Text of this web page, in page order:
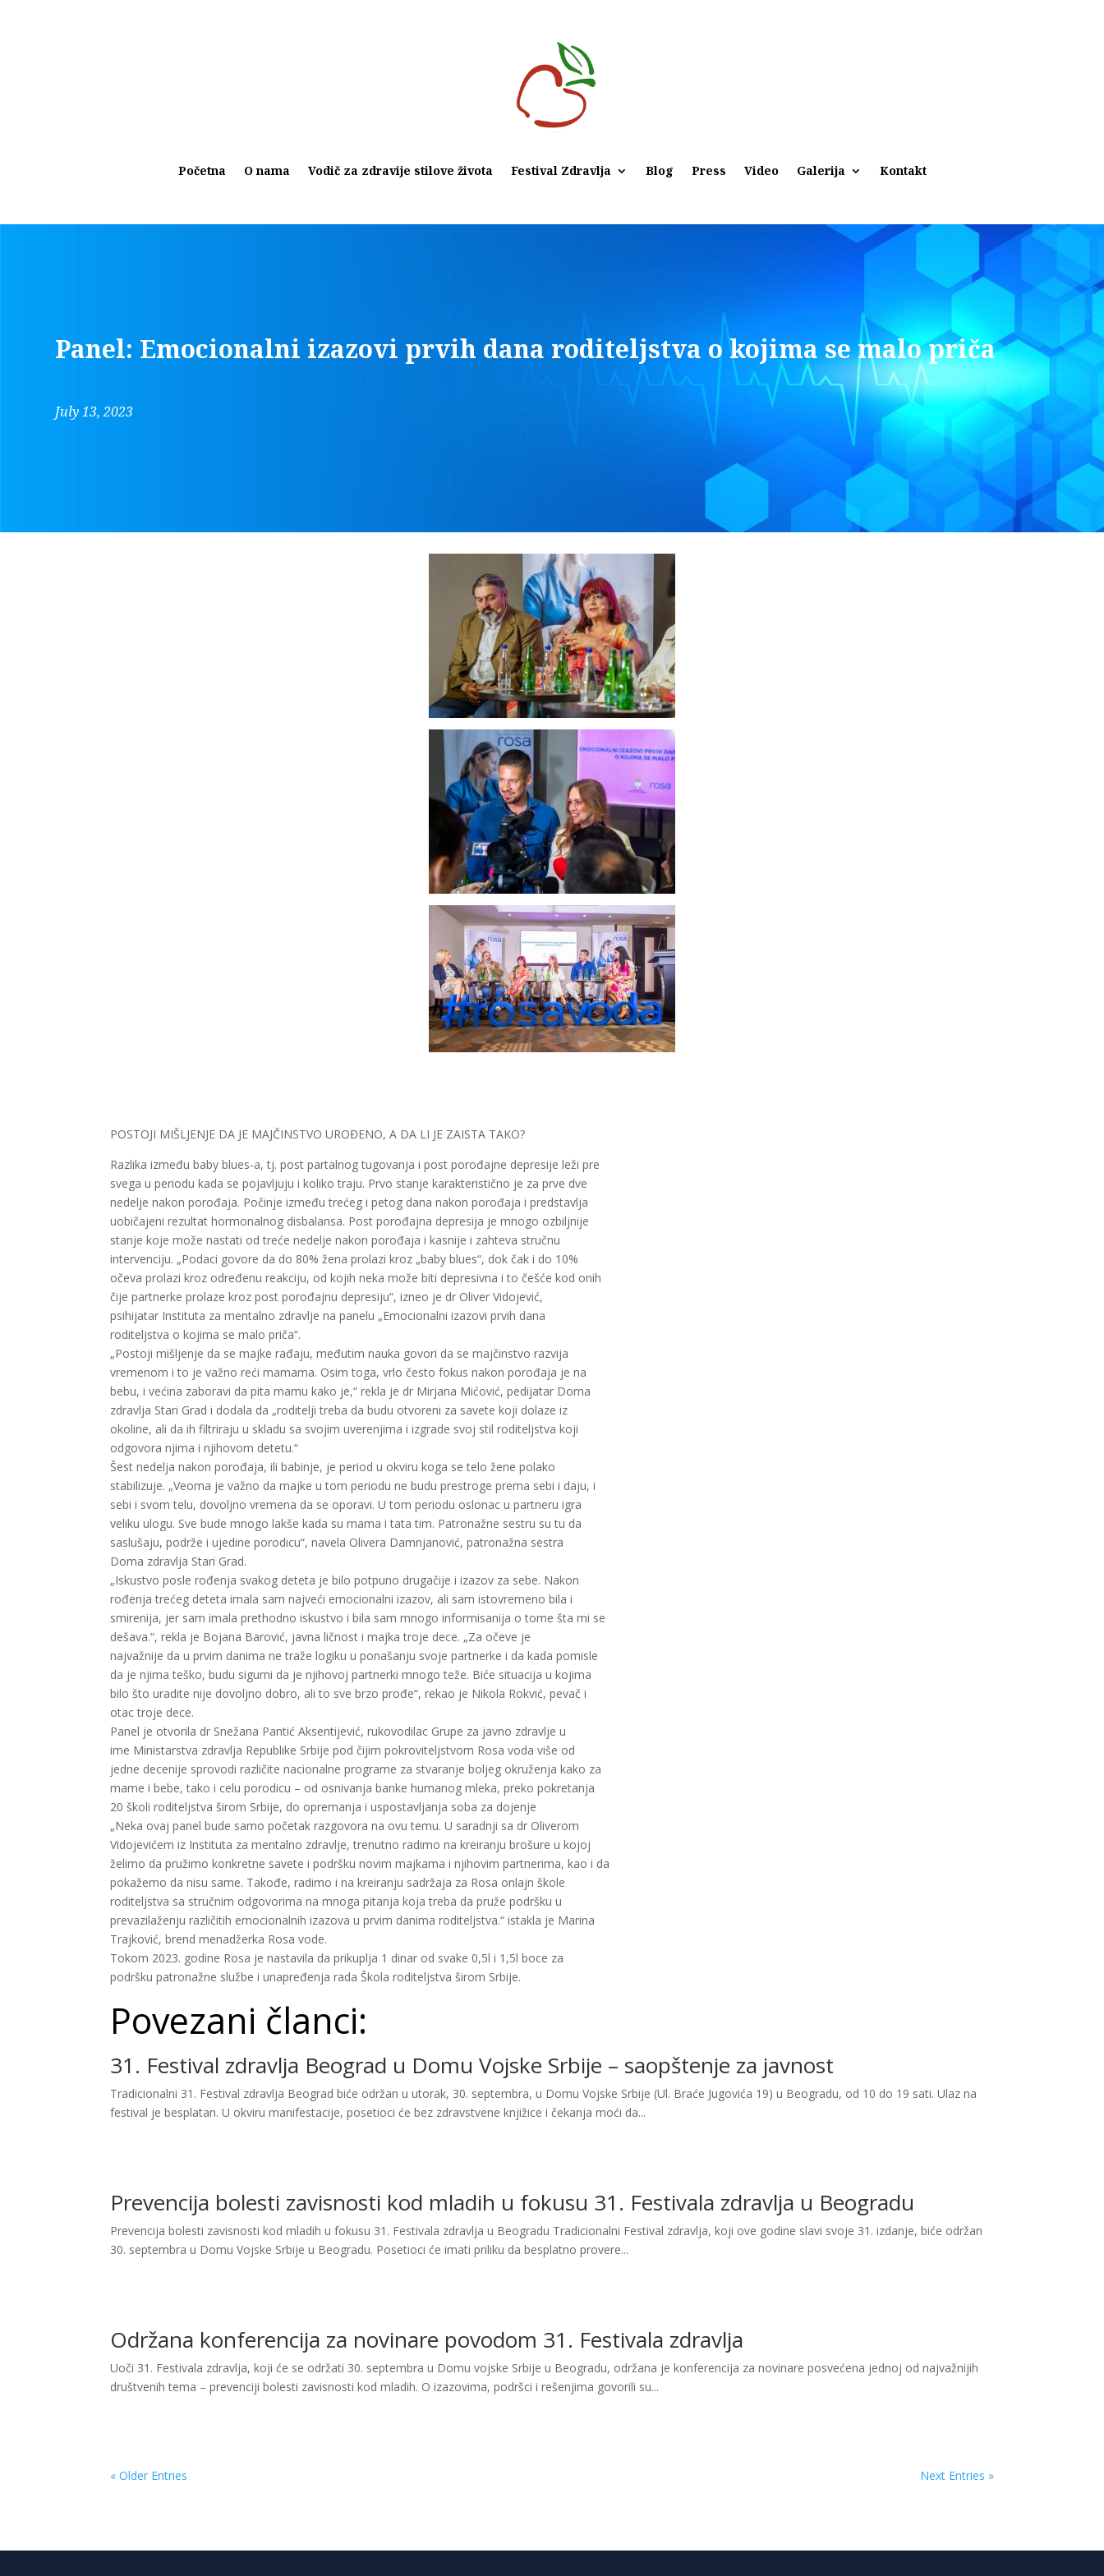
Početna O nama Vodič za zdravije stilove života Festival Zdravlja Blog Press Video Galerija Kontakt
Panel: Emocionalni izazovi prvih dana roditeljstva o kojima se malo priča
July 13, 2023
POSTOJI MIŠLJENJE DA JE MAJČINSTVO UROĐENO, A DA LI JE ZAISTA TAKO?
Razlika između baby blues-a, tj. post partalnog tugovanja i post porođajne depresije leži pre
svega u periodu kada se pojavljuju i koliko traju. Prvo stanje karakteristično je za prve dve
nedelje nakon porođaja. Počinje između trećeg i petog dana nakon porođaja i predstavlja
uobičajeni rezultat hormonalnog disbalansa. Post porođajna depresija je mnogo ozbiljnije
stanje koje može nastati od treće nedelje nakon porođaja i kasnije i zahteva stručnu
intervenciju. „Podaci govore da do 80% žena prolazi kroz „baby blues“, dok čak i do 10%
očeva prolazi kroz određenu reakciju, od kojih neka može biti depresivna i to češće kod onih
čije partnerke prolaze kroz post porođajnu depresiju“, izneo je dr Oliver Vidojević,
psihijatar Instituta za mentalno zdravlje na panelu „Emocionalni izazovi prvih dana
roditeljstva o kojima se malo priča“.
„Postoji mišljenje da se majke rađaju, međutim nauka govori da se majčinstvo razvija
vremenom i to je važno reći mamama. Osim toga, vrlo često fokus nakon porođaja je na
bebu, i većina zaboravi da pita mamu kako je,“ rekla je dr Mirjana Mićović, pedijatar Doma
zdravlja Stari Grad i dodala da „roditelji treba da budu otvoreni za savete koji dolaze iz
okoline, ali da ih filtriraju u skladu sa svojim uverenjima i izgrade svoj stil roditeljstva koji
odgovora njima i njihovom detetu.“
Šest nedelja nakon porođaja, ili babinje, je period u okviru koga se telo žene polako
stabilizuje. „Veoma je važno da majke u tom periodu ne budu prestroge prema sebi i daju, i
sebi i svom telu, dovoljno vremena da se oporavi. U tom periodu oslonac u partneru igra
veliku ulogu. Sve bude mnogo lakše kada su mama i tata tim. Patronažne sestru su tu da
saslušaju, podrže i ujedine porodicu“, navela Olivera Damnjanović, patronažna sestra
Doma zdravlja Stari Grad.
„Iskustvo posle rođenja svakog deteta je bilo potpuno drugačije i izazov za sebe. Nakon
rođenja trećeg deteta imala sam najveći emocionalni izazov, ali sam istovremeno bila i
smirenija, jer sam imala prethodno iskustvo i bila sam mnogo informisanija o tome šta mi se
dešava.“, rekla je Bojana Barović, javna ličnost i majka troje dece. „Za očeve je
najvažnije da u prvim danima ne traže logiku u ponašanju svoje partnerke i da kada pomisle
da je njima teško, budu sigurni da je njihovoj partnerki mnogo teže. Biće situacija u kojima
bilo što uradite nije dovoljno dobro, ali to sve brzo prođe“, rekao je Nikola Rokvić, pevač i
otac troje dece.
Panel je otvorila dr Snežana Pantić Aksentijević, rukovodilac Grupe za javno zdravlje u
ime Ministarstva zdravlja Republike Srbije pod čijim pokroviteljstvom Rosa voda više od
jedne decenije sprovodi različite nacionalne programe za stvaranje boljeg okruženja kako za
mame i bebe, tako i celu porodicu – od osnivanja banke humanog mleka, preko pokretanja
20 školi roditeljstva širom Srbije, do opremanja i uspostavljanja soba za dojenje
„Neka ovaj panel bude samo početak razgovora na ovu temu. U saradnji sa dr Oliverom
Vidojevićem iz Instituta za mentalno zdravlje, trenutno radimo na kreiranju brošure u kojoj
želimo da pružimo konkretne savete i podršku novim majkama i njihovim partnerima, kao i da
pokažemo da nisu same. Takođe, radimo i na kreiranju sadržaja za Rosa onlajn škole
roditeljstva sa stručnim odgovorima na mnoga pitanja koja treba da pruže podršku u
prevazilaženju različitih emocionalnih izazova u prvim danima roditeljstva.“ istakla je Marina
Trajković, brend menadžerka Rosa vode.
Tokom 2023. godine Rosa je nastavila da prikuplja 1 dinar od svake 0,5l i 1,5l boce za
podršku patronažne službe i unapređenja rada Škola roditeljstva širom Srbije.
Povezani članci:
31. Festival zdravlja Beograd u Domu Vojske Srbije – saopštenje za javnost
Tradicionalni 31. Festival zdravlja Beograd biće održan u utorak, 30. septembra, u Domu Vojske Srbije (Ul. Braće Jugovića 19) u Beogradu, od 10 do 19 sati. Ulaz na
festival je besplatan. U okviru manifestacije, posetioci će bez zdravstvene knjižice i čekanja moći da...
Prevencija bolesti zavisnosti kod mladih u fokusu 31. Festivala zdravlja u Beogradu
Prevencija bolesti zavisnosti kod mladih u fokusu 31. Festivala zdravlja u Beogradu Tradicionalni Festival zdravlja, koji ove godine slavi svoje 31. izdanje, biće održan
30. septembra u Domu Vojske Srbije u Beogradu. Posetioci će imati priliku da besplatno provere...
Održana konferencija za novinare povodom 31. Festivala zdravlja
Uoči 31. Festivala zdravlja, koji će se održati 30. septembra u Domu vojske Srbije u Beogradu, održana je konferencija za novinare posvećena jednoj od najvažnijih
društvenih tema – prevenciji bolesti zavisnosti kod mladih. O izazovima, podršci i rešenjima govorili su...
« Older Entries Next Entries »